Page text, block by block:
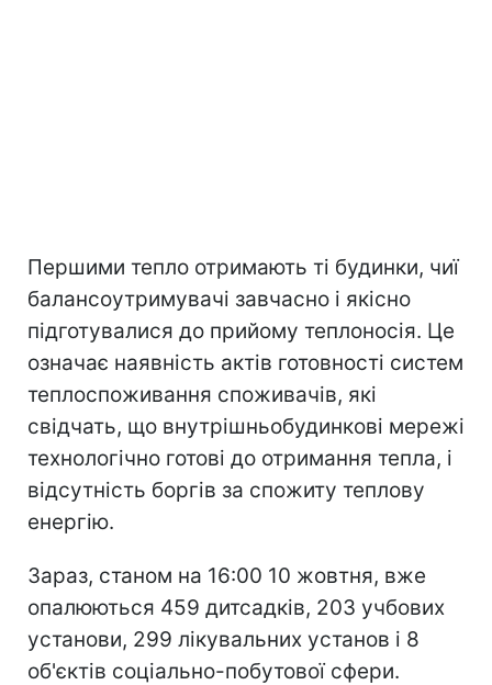
Першими тепло отримають ті будинки, чиї
балансоутримувачі завчасно і якісно
підготувалися до прийому теплоносія. Це
означає наявність актів готовності систем
теплоспоживання споживачів, які
свідчать, що внутрішньобудинкові мережі
технологічно готові до отримання тепла, і
відсутність боргів за спожиту теплову
енергію.
Зараз, станом на 16:00 10 жовтня, вже
опалюються 459 дитсадків, 203 учбових
установи, 299 лікувальних установ і 8
об'єктів соціально-побутової сфери.